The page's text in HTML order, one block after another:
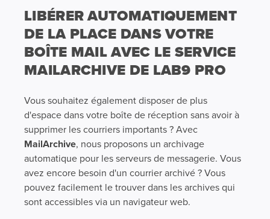
LIBÉRER AUTOMATIQUEMENT
DE LA PLACE DANS VOTRE
BOÎTE MAIL AVEC LE SERVICE
MAILARCHIVE DE LAB9 PRO
Vous souhaitez également disposer de plus
d'espace dans votre boîte de réception sans avoir à
supprimer les courriers importants ? Avec
MailArchive, nous proposons un archivage
automatique pour les serveurs de messagerie. Vous
avez encore besoin d'un courrier archivé ? Vous
pouvez facilement le trouver dans les archives qui
sont accessibles via un navigateur web.